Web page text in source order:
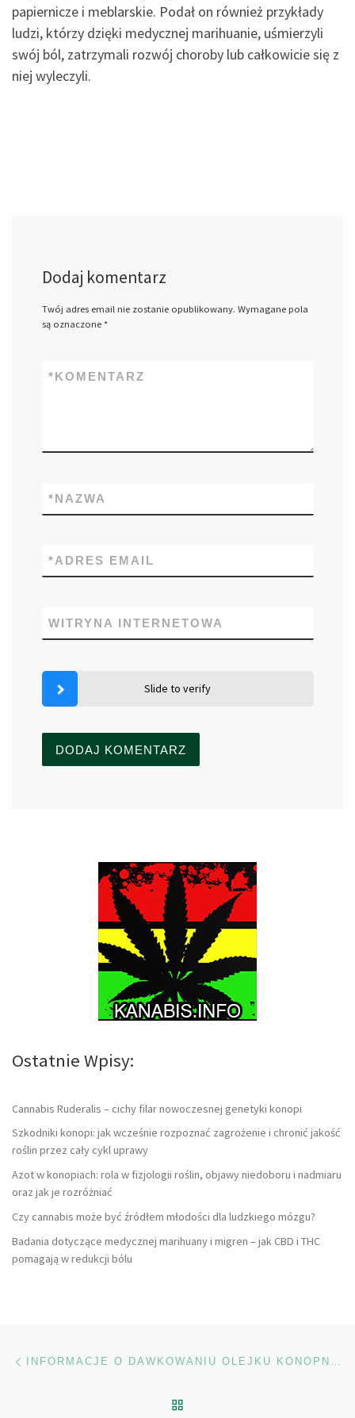
papiernicze i meblarskie. Podał on również przykłady
ludzi, którzy dzięki medycznej marihuanie, uśmierzyli
swój ból, zatrzymali rozwój choroby lub całkowicie się z
niej wyleczyli.
Dodaj komentarz
Twój adres email nie zostanie opublikowany. Wymagane pola
są oznaczone *
KOMENTARZ
*
NAZWA
*
ADRES EMAIL
*
WITRYNA INTERNETOWA
Slide to verify
Ostatnie Wpisy:
Cannabis Ruderalis – cichy filar nowoczesnej genetyki konopi
Szkodniki konopi: jak wcześnie rozpoznać zagrożenie i chronić jakość
roślin przez cały cykl uprawy
Azot w konopiach: rola w fizjologii roślin, objawy niedoboru i nadmiaru
oraz jak je rozróżniać
Czy cannabis może być źródłem młodości dla ludzkiego mózgu?
Badania dotyczące medycznej marihuany i migren – jak CBD i THC
pomagają w redukcji bólu
Nawigacja wpisu INFORMACJE O DAWKOWANIU OLEJKU KONOPNEGO